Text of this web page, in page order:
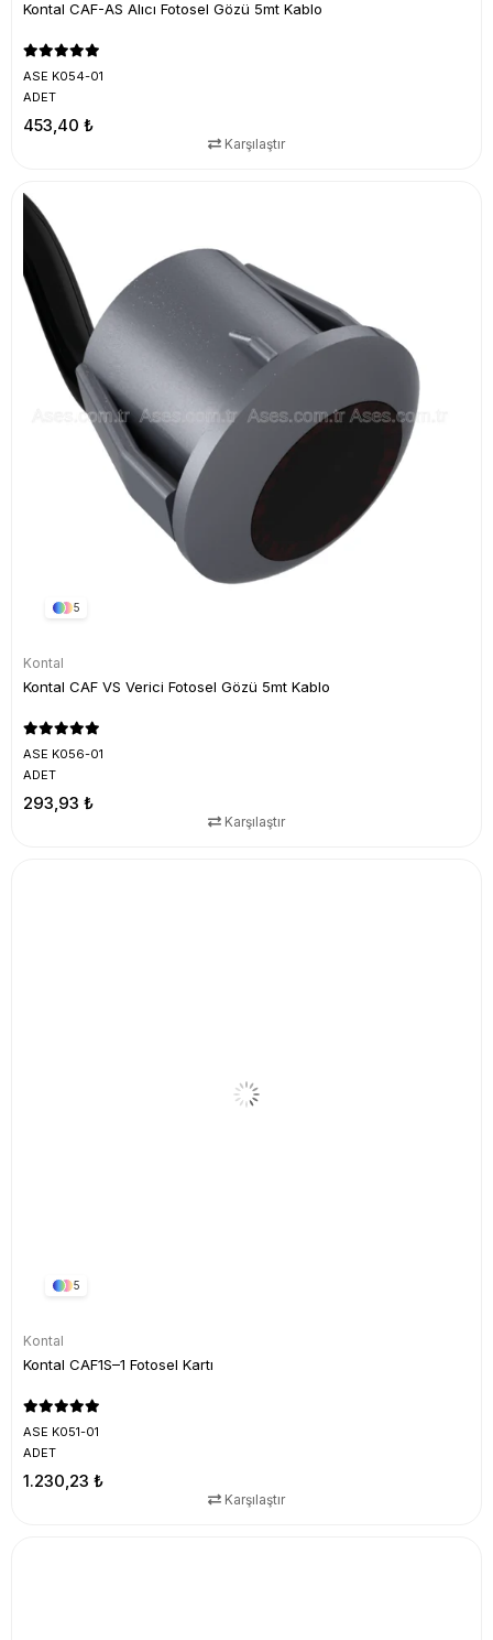
Kontal CAF-AS Alıcı Fotosel Gözü 5mt Kablo
ASE K054-01
ADET
453,40 ₺
Karşılaştır
5
Kontal
Kontal CAF VS Verici Fotosel Gözü 5mt Kablo
ASE K056-01
ADET
293,93 ₺
Karşılaştır
5
Kontal
Kontal CAF1S–1 Fotosel Kartı
ASE K051-01
ADET
1.230,23 ₺
Karşılaştır